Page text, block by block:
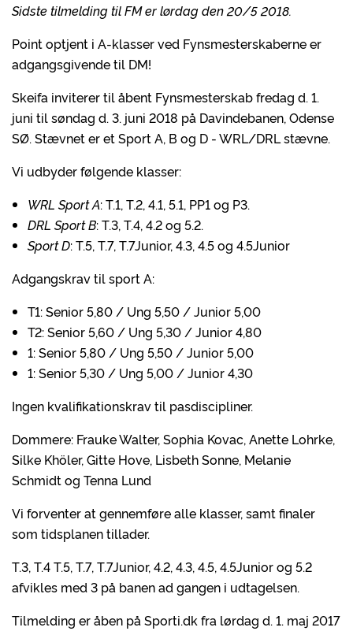
Sidste tilmelding til FM er lørdag den 20/5 2018.
Point optjent i A-klasser ved Fynsmesterskaberne er
adgangsgivende til DM!
Skeifa inviterer til åbent Fynsmesterskab fredag d. 1.
juni til søndag d. 3. juni 2018 på Davindebanen, Odense
SØ. Stævnet er et Sport A, B og D - WRL/DRL stævne.
Vi udbyder følgende klasser:
WRL Sport A: T.1, T.2, 4.1, 5.1, PP1 og P3.
DRL Sport B: T.3, T.4, 4.2 og 5.2.
Sport D: T.5, T.7, T.7Junior, 4.3, 4.5 og 4.5Junior
Adgangskrav til sport A:
T1: Senior 5,80 / Ung 5,50 / Junior 5,00
T2: Senior 5,60 / Ung 5,30 / Junior 4,80
1: Senior 5,80 / Ung 5,50 / Junior 5,00
1: Senior 5,30 / Ung 5,00 / Junior 4,30
Ingen kvalifikationskrav til pasdiscipliner.
Dommere: Frauke Walter, Sophia Kovac, Anette Lohrke,
Silke Khöler, Gitte Hove, Lisbeth Sonne, Melanie
Schmidt og Tenna Lund
Vi forventer at gennemføre alle klasser, samt finaler
som tidsplanen tillader.
T.3, T.4 T.5, T.7, T.7Junior, 4.2, 4.3, 4.5, 4.5Junior og 5.2
afvikles med 3 på banen ad gangen i udtagelsen.
Tilmelding er åben på Sporti.dk fra lørdag d. 1. maj 2017